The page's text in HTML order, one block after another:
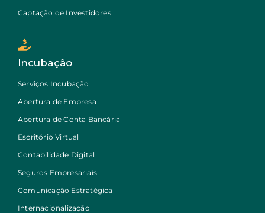
Captação de Investidores
Incubação
Serviços Incubação
Abertura de Empresa
Abertura de Conta Bancária
Escritório Virtual
Contabilidade Digital
Seguros Empresariais
Comunicação Estratégica
Internacionalização